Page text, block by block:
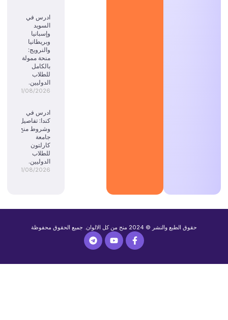
ادرس في
السويد
وإسبانيا
وبريطانيا
والنرويج:
منحة ممولة
بالكامل
للطلاب
الدوليين.
01/08/2026
ادرس في
كندا: تفاصيل
وشروط منح
جامعة
كارلتون
للطلاب
الدوليين.
01/08/2026
حقوق الطبع والنشر © 2024 منح من كل الالوان. جميع الحقوق محفوظة